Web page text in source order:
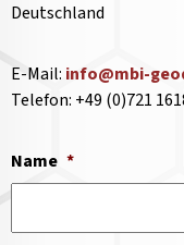
Deutschland
E-Mail: info@mbi-
Telefon: +49 (0)721
Name *